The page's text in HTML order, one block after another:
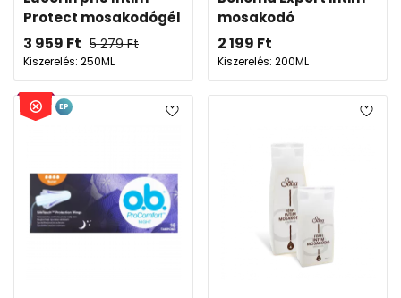
Protect mosakodógél
3 959 Ft 5 279Ft
Kiszerelés: 250ML
mosakodó
2 199 Ft
Kiszerelés: 200ML
EP